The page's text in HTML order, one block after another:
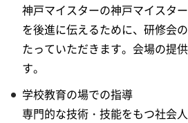
神戸マイスターの神戸マイスタ
を後進に伝えるために、研修会
たっていただきます。会場の提
す。
学校教育の場での指導
専門的な技術・技能をもつ社会